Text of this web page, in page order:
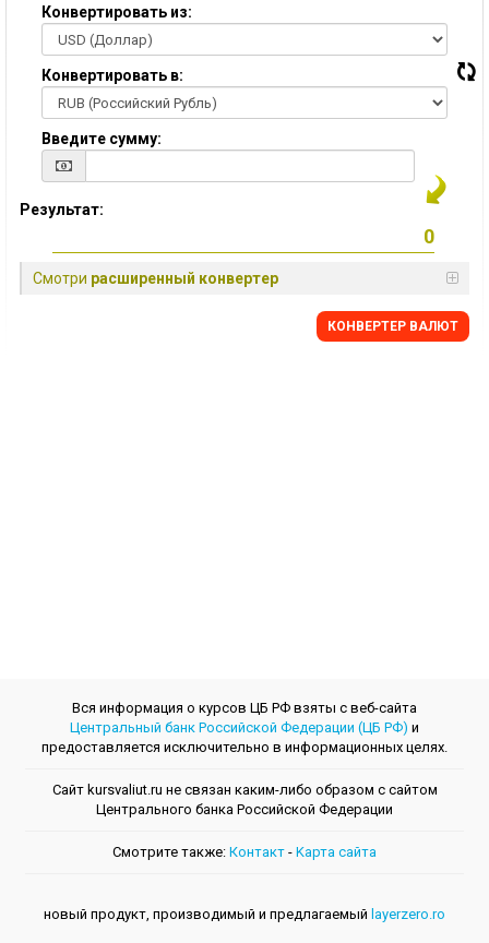
Конвертировать из:
Конвертировать в:
Введите сумму:
Результат:
Смотри расширенный конвертер
КОНВЕРТЕР ВАЛЮТ
Вся информация о курсов ЦБ РФ взяты с веб-сайта
Центральный банк Российской Федерации (ЦБ РФ) и
предоставляется исключительно в информационных целях.
Сайт kursvaliut.ru не связан каким-либо образом с сайтом
Центрального банкa Российской Федерации
Смотрите также: Контакт - Kарта сайта
новый продукт, производимый и предлагаемый layerzero.ro